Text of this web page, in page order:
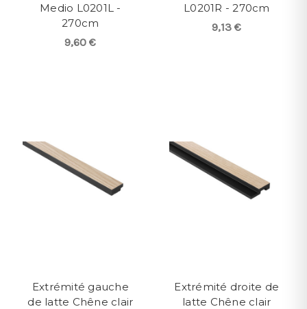
Medio L0201L -
270cm
9,60 €
L0201R - 270cm
9,13 €
Extrémité gauche
de latte Chêne clair
Extrémité droite de
latte Chêne clair